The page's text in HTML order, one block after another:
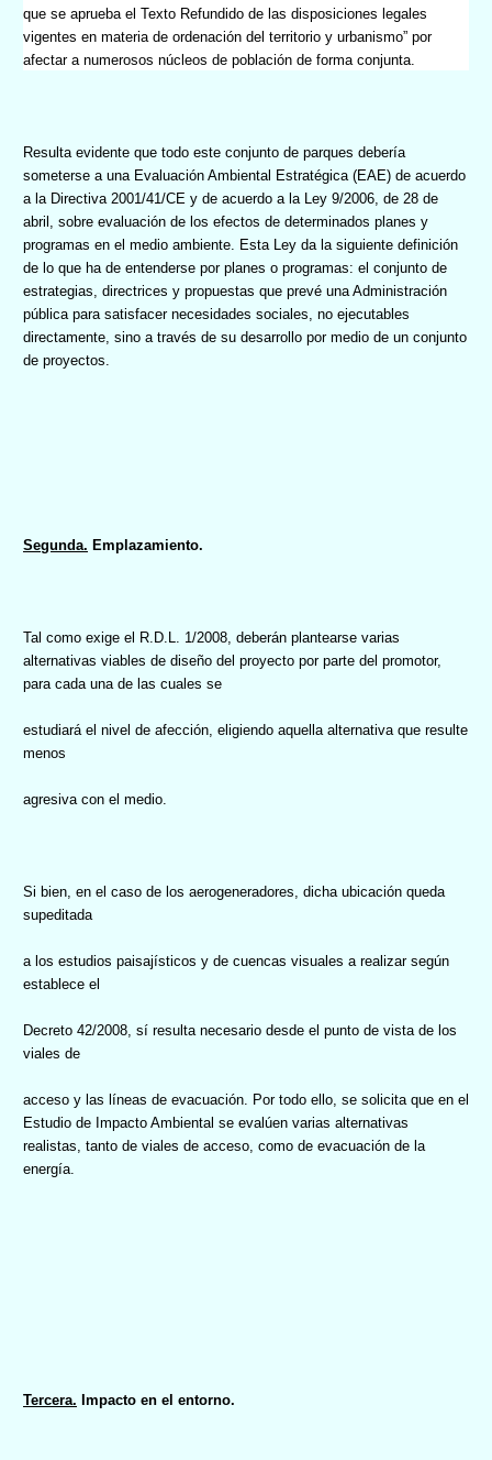
que se aprueba el Texto Refundido de las disposiciones legales
vigentes en materia de ordenación del territorio y urbanismo” por
afectar a numerosos núcleos de población de forma conjunta.
Resulta evidente que todo este conjunto de parques debería
someterse a una Evaluación Ambiental Estratégica (EAE) de acuerdo
a la Directiva 2001/41/CE y de acuerdo a la Ley 9/2006, de 28 de
abril, sobre evaluación de los efectos de determinados planes y
programas en el medio ambiente. Esta Ley da la siguiente definición
de lo que ha de entenderse por planes o programas: el conjunto de
estrategias, directrices y propuestas que prevé una Administración
pública para satisfacer necesidades sociales, no ejecutables
directamente, sino a través de su desarrollo por medio de un conjunto
de proyectos.
Segunda. Emplazamiento.
Tal como exige el R.D.L. 1/2008, deberán plantearse varias
alternativas viables de diseño del proyecto por parte del promotor,
para cada una de las cuales se
estudiará el nivel de afección, eligiendo aquella alternativa que resulte
menos
agresiva con el medio.
Si bien, en el caso de los aerogeneradores, dicha ubicación queda
supeditada
a los estudios paisajísticos y de cuencas visuales a realizar según
establece el
Decreto 42/2008, sí resulta necesario desde el punto de vista de los
viales de
acceso y las líneas de evacuación. Por todo ello, se solicita que en el
Estudio de Impacto Ambiental se evalúen varias alternativas
realistas, tanto de viales de acceso, como de evacuación de la
energía.
Tercera. Impacto en el entorno.